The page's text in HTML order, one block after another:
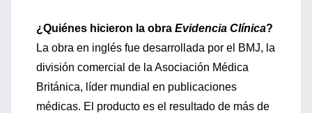
¿Quiénes hicieron la obra Evidencia Clínica?
La obra en inglés fue desarrollada por el BMJ, la
división comercial de la Asociación Médica
Británica, líder mundial en publicaciones
médicas. El producto es el resultado de más de